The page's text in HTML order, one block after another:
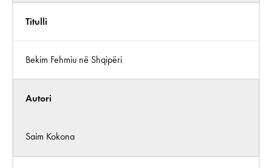
Titulli
Bekim Fehmiu në Shqipëri
Autori
Saim Kokona